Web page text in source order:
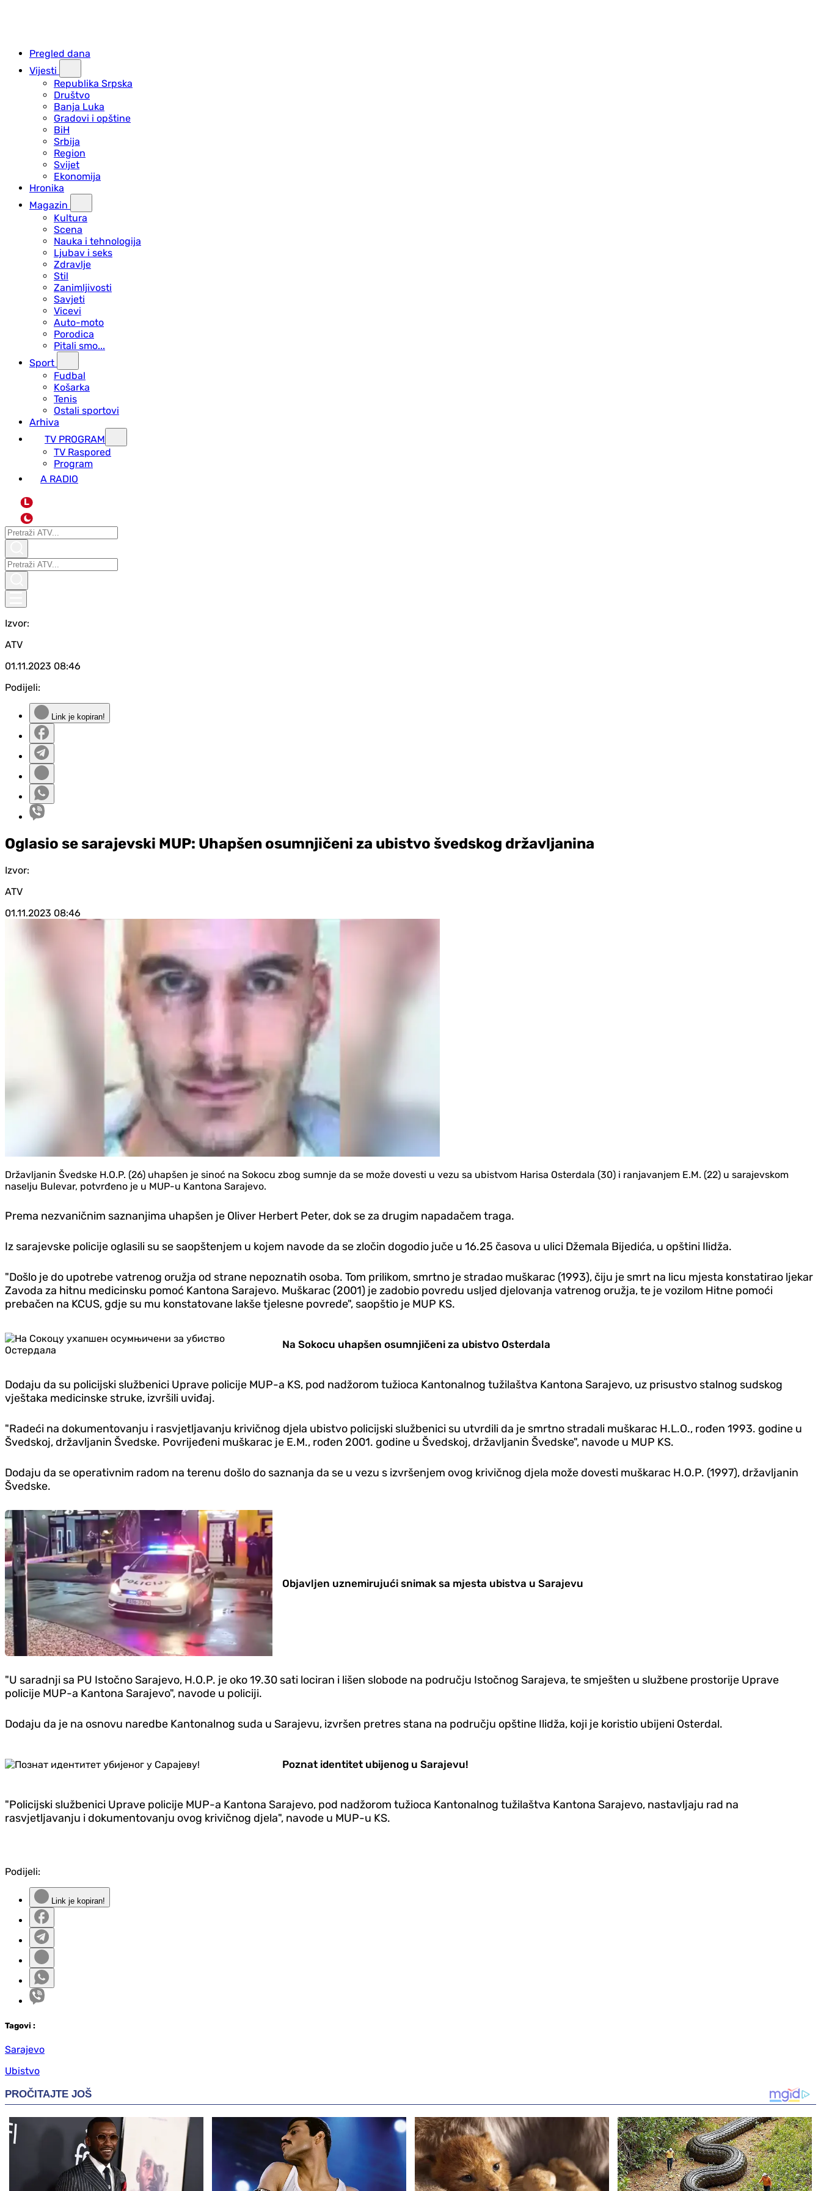
Pregled dana
Vijesti
Republika Srpska
Društvo
Banja Luka
Gradovi i opštine
BiH
Srbija
Region
Svijet
Ekonomija
Hronika
Magazin
Kultura
Scena
Nauka i tehnologija
Ljubav i seks
Zdravlje
Stil
Zanimljivosti
Savjeti
Vicevi
Auto-moto
Porodica
Pitali smo...
Sport
Fudbal
Košarka
Tenis
Ostali sportovi
Arhiva
TV PROGRAM
ТV Raspored
Program
A RADIO
L
Izvor:
ATV
01.11.2023 08:46
Podijeli:
Link je kopiran!
Oglasio se sarajevski MUP: Uhapšen osumnjičeni za ubistvo švedskog državljanina
Izvor:
ATV
01.11.2023 08:46
Državljanin Švedske H.O.P. (26) uhapšen je sinoć na Sokocu zbog sumnje da se može dovesti u vezu sa ubistvom Harisa Osterdala (30) i ranjavanjem E.M. (22) u sarajevskom
naselju Bulevar, potvrđeno je u MUP-u Kantona Sarajevo.
Prema nezvaničnim saznanjima uhapšen je Oliver Herbert Peter, dok se za drugim napadačem traga.
Iz sarajevske policije oglasili su se saopštenjem u kojem navode da se zločin dogodio juče u 16.25 časova u ulici Džemala Bijedića, u opštini Ilidža.
"Došlo je do upotrebe vatrenog oružja od strane nepoznatih osoba. Tom prilikom, smrtno je stradao muškarac (1993), čiju je smrt na licu mjesta konstatirao ljekar
Zavoda za hitnu medicinsku pomoć Kantona Sarajevo. Muškarac (2001) je zadobio povredu usljed djelovanja vatrenog oružja, te je vozilom Hitne pomoći
prebačen na KCUS, gdje su mu konstatovane lakše tjelesne povrede", saopštio je MUP KS.
Na Sokocu uhapšen osumnjičeni za ubistvo Osterdala
Dodaju da su policijski službenici Uprave policije MUP-a KS, pod nadžorom tužioca Kantonalnog tužilaštva Kantona Sarajevo, uz prisustvo stalnog sudskog
vještaka medicinske struke, izvršili uviđaj.
"Radeći na dokumentovanju i rasvjetljavanju krivičnog djela ubistvo policijski službenici su utvrdili da je smrtno stradali muškarac H.L.O., rođen 1993. godine u
Švedskoj, državljanin Švedske. Povrijeđeni muškarac je E.M., rođen 2001. godine u Švedskoj, državljanin Švedske", navode u MUP KS.
Dodaju da se operativnim radom na terenu došlo do saznanja da se u vezu s izvršenjem ovog krivičnog djela može dovesti muškarac H.O.P. (1997), državljanin
Švedske.
Objavljen uznemirujući snimak sa mjesta ubistva u Sarajevu
"U saradnji sa PU Istočno Sarajevo, H.O.P. je oko 19.30 sati lociran i lišen slobode na području Istočnog Sarajeva, te smješten u službene prostorije Uprave
policije MUP-a Kantona Sarajevo", navode u policiji.
Dodaju da je na osnovu naredbe Kantonalnog suda u Sarajevu, izvršen pretres stana na području opštine Ilidža, koji je koristio ubijeni Osterdal.
Poznat identitet ubijenog u Sarajevu!
"Policijski službenici Uprave policije MUP-a Kantona Sarajevo, pod nadžorom tužioca Kantonalnog tužilaštva Kantona Sarajevo, nastavljaju rad na
rasvjetljavanju i dokumentovanju ovog krivičnog djela", navode u MUP-u KS.
Podijeli:
Link je kopiran!
Tagovi :
Sarajevo
Ubistvo